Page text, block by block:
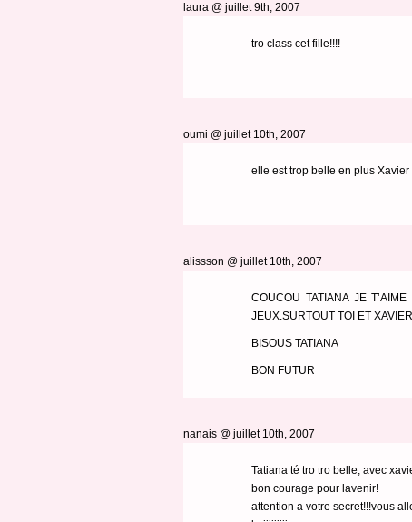
laura @ juillet 9th, 2007
tro class cet fille!!!!
oumi @ juillet 10th, 2007
elle est trop belle en plus
alissson @ juillet 10th, 2007
COUCOU TATIANA JE
JEUX.SURTOUT TOI ET
BISOUS TATIANA
BON FUTUR
nanais @ juillet 10th, 2007
Tatiana té tro tro belle, avec
bon courage pour lavenir!
attention a votre secret!!!vous